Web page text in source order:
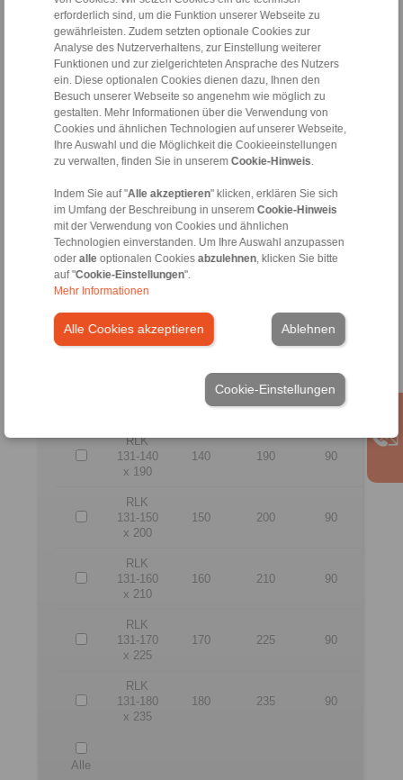
erforderlich sind, um die Funktion unserer Webseite zu
gewährleisten. Zudem setzten optionale Cookies zur
Analyse des Nutzerverhaltens, zur Einstellung weiterer
Funktionen und zur zielgerichteten Ansprache des Nutzers
ein. Diese optionalen Cookies dienen dazu, Ihnen den
Besuch unserer Webseite so angenehm wie möglich zu
gestalten. Mehr Informationen über die Verwendung von
Cookies und ähnlichen Technologien auf unserer Webseite,
Ihre Auswahl und die Möglichkeit die Cookieeinstellungen
zu verwalten, finden Sie in unserem Cookie-Hinweis
Indem Sie auf "Alle akzeptieren" klicken, erklären Sie sich
im Umfang der Beschreibung in unserem Cookie-Hinweis
mit der Verwendung von Cookies und ähnlichen
Technologien einverstanden. Um Ihre Auswahl anzupassen
oder alleoptionalen Cookies abzulehnen, klicken Sie bitte
auf "Cookie-Einstellungen".
Mehr Informationen
Alle Cookies akzeptieren Ablehnen
Cookie-Einstellungen
RLK
131-85 x
125
85 125
RLK
131-90 x
130
130
RLK
131-95 x
135
95 135 70
RLK
131-100
x 145
100 145 80
RLK
131-110
x 155
131-120
x 165
120 80
180 80
RLK
131-140
x 190
140 190 90
RLK
131-150
x 200
150 200 90
RLK
131-160
x 210
160 210 90
RLK
131-170
x 225
170 225 90
RLK
131-180
x 235
180 235 90
Alle